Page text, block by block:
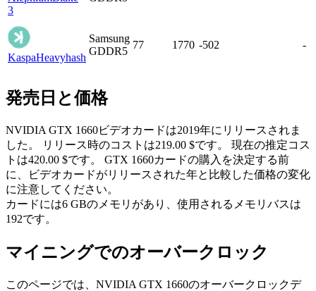
3
KaspaHeavyhash
Samsung
GDDR5
77 1770 -502 -
発売日と価格
NVIDIA GTX 1660ビデオカードは2019年にリリースされま
した。 リリース時のコストは219.00 $です。 現在の推定コス
トは420.00 $です。 GTX 1660カードの購入を決定する前
に、ビデオカードがリリースされた年と比較した価格の変化
に注意してください。
カードには6 GBのメモリがあり、使用されるメモリバスは
192です。
マイニングでのオーバークロック
このページでは、NVIDIA GTX 1660のオーバークロックデ